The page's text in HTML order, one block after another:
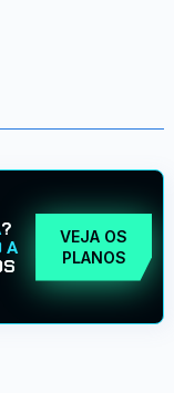
?
A
VEJA OS
PLANOS